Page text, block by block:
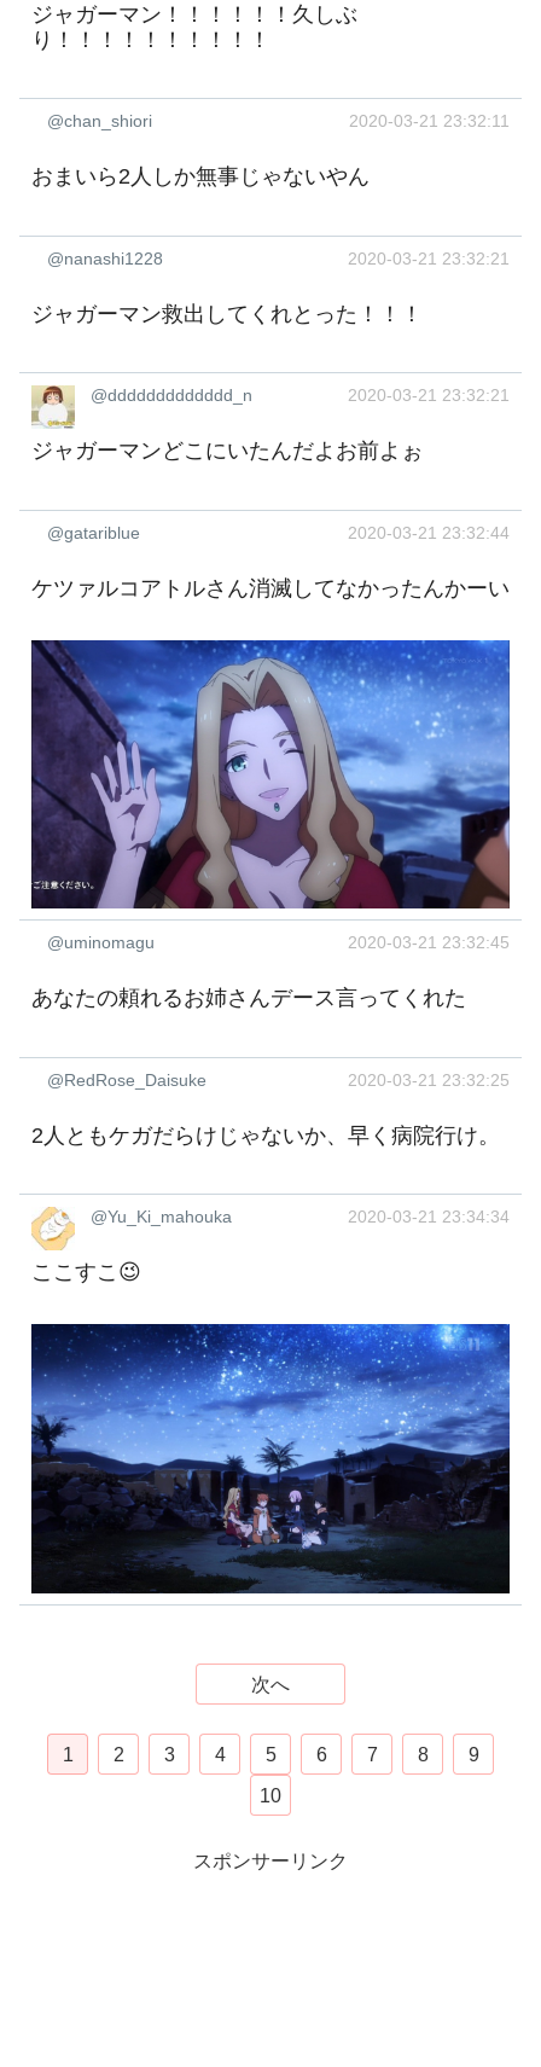
ジャガーマン！！！！！！久しぶ
り！！！！！！！！！！
@chan_shiori 2020-03-21 23:32:11
おまいら2人しか無事じゃないやん
@nanashi1228 2020-03-21 23:32:21
ジャガーマン救出してくれとった！！！
@ddddddddddddd_n 2020-03-21 23:32:21
ジャガーマンどこにいたんだよお前よぉ
@gatariblue 2020-03-21 23:32:44
ケツァルコアトルさん消滅してなかったんかーい
@uminomagu 2020-03-21 23:32:45
あなたの頼れるお姉さんデース言ってくれた
@RedRose_Daisuke 2020-03-21 23:32:25
2人ともケガだらけじゃないか、早く病院行け。
@Yu_Ki_mahouka 2020-03-21 23:34:34
ここすこ😉
次へ
1 2 3 4 5 6 7 8
9
10
スポンサーリンク